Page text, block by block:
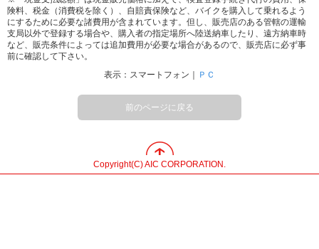
険料、税金（消費税を除く）、自賠責保険など、バイクを購入して乗れるよう
にするために必要な諸費用が含まれています。但し、販売店のある管轄の運輸
支局以外で登録する場合や、購入者の指定場所へ陸送納車したり、遠方納車時
など、販売条件によっては追加費用が必要な場合があるので、販売店に必ず事
前に確認して下さい。
表示：スマートフォン｜
ＰＣ
前のページに戻る
Copyright(C) AIC CORPORATION.